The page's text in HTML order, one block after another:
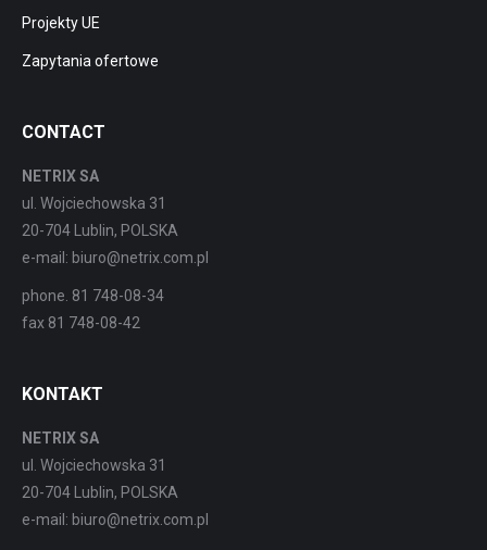
Projekty UE
Zapytania ofertowe
CONTACT
NETRIX SA
ul. Wojciechowska 31
20-704 Lublin, POLSKA
e-mail: biuro@netrix.com.pl
phone. 81 748-08-34
fax 81 748-08-42
KONTAKT
NETRIX SA
ul. Wojciechowska 31
20-704 Lublin, POLSKA
e-mail: biuro@netrix.com.pl